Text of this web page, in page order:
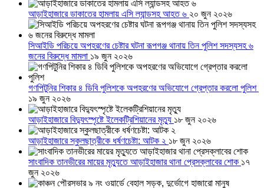
আড়াইহাজারে ডাকাতের হামলায় এসি ল্যান্ডসহ আহত ৬ ২০ জুন ২০২৬
সিআইডি পরিচয়ে অপহরণের চেষ্টার ঘটনা রূপগঞ্জ থানায় তিন পুলিশ সদস্যসহ ৬
জনের বিরুদ্ধে মামলা ১৯ জুন ২০২৬
গণপিটুনির শিকার ৪ ডিবি পুলিশকে অপহরণের অভিযোগে গ্রেপ্তার করলো পুলিশ
১৯ জুন ২০২৬
আড়াইহাজারে বিদ্যুৎস্পৃষ্টে ইলেকট্রিশিয়ানের মৃত্যু ১৮ জুন ২০২৬
আড়াইহাজারে স্কুলছাত্রীকে ধর্ষণচেষ্টা: আটক ২ ১৮ জুন ২০২৬
সাংবাদিক তানভীরের মায়ের মৃত্যুতে আড়াইহাজার থানা প্রেসক্লাবের শোক ১৭
জুন ২০২৬